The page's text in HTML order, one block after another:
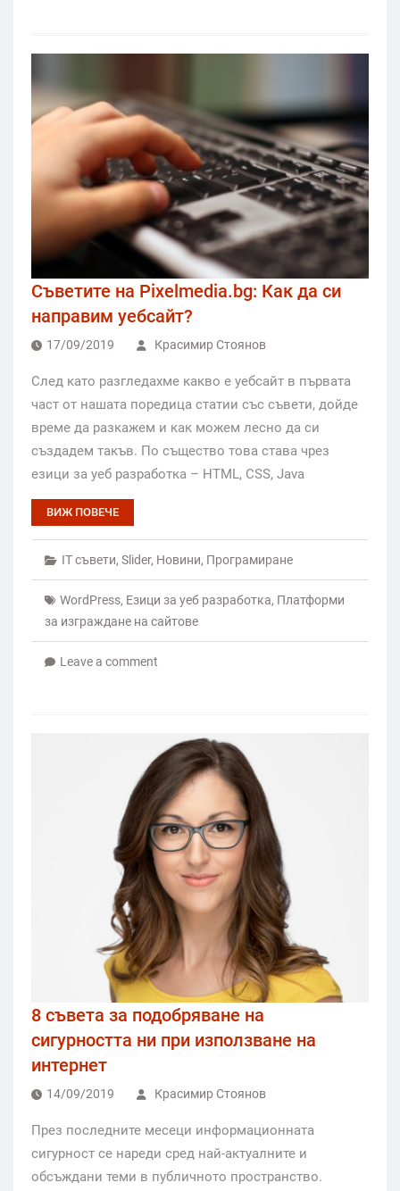
Съветите на Pixelmedia.bg: Как да си
направим уебсайт?
17/09/2019 Красимир Стоянов
След като разгледахме какво е уебсайт в първата
част от нашата поредица статии със съвети, дойде
време да разкажем и как можем лесно да си
създадем такъв. По същество това става чрез
езици за уеб разработка – HTML, CSS, Java
ВИЖ ПОВЕЧЕ
IT съвети, Slider, Новини, Програмиране
WordPress, Езици за уеб разработка, Платформи
за изграждане на сайтове
Leave a comment
8 съвета за подобряване на
сигурността ни при използване на
интернет
14/09/2019 Красимир Стоянов
През последните месеци информационната
сигурност се нареди сред най-актуалните и
обсъждани теми в публичното пространство.